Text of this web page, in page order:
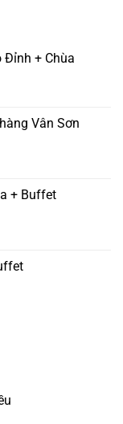
Đỉnh + Chùa
Vân Sơn
+ Buffet